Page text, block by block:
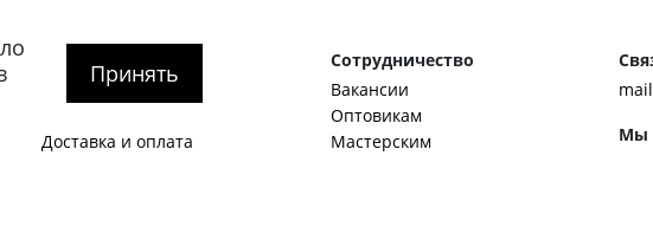
О компании
Доставка и оплата
Сотрудничество
Вакансии
Оптовикам
Мастерским
Мы
Принять